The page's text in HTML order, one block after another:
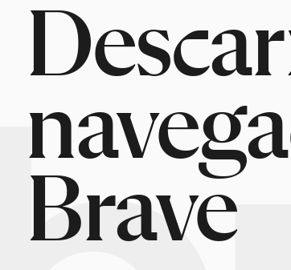
Brave